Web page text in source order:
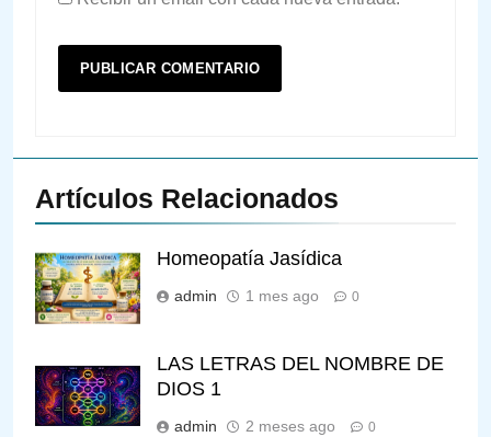
Artículos Relacionados
Homeopatía Jasídica
admin 1 mes ago 0
LAS LETRAS DEL NOMBRE DE
DIOS 1
admin 2 meses ago 0